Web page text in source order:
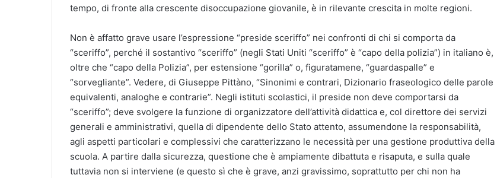
tempo, di fronte alla crescente disoccupazione giovanile, è in rilevante crescita in molte regioni.
Non è affatto grave usare l’espressione “preside sceriffo” nei confronti di chi si comporta da
“sceriffo”, perché il sostantivo “sceriffo” (negli Stati Uniti “sceriffo” è “capo della polizia”) in italiano è,
oltre che “capo della Polizia”, per estensione “gorilla” o, figuratamene, “guardaspalle” e
“sorvegliante”. Vedere, di Giuseppe Pittàno, “Sinonimi e contrari, Dizionario fraseologico delle parole
equivalenti, analoghe e contrarie”. Negli istituti scolastici, il preside non deve comportarsi da
“sceriffo”; deve svolgere la funzione di organizzatore dell’attività didattica e, col direttore dei servizi
generali e amministrativi, quella di dipendente dello Stato attento, assumendone la responsabilità,
agli aspetti particolari e complessivi che caratterizzano le necessità per una gestione produttiva della
scuola. A partire dalla sicurezza, questione che è ampiamente dibattuta e risaputa, e sulla quale
tuttavia non si interviene (e questo sì che è grave, anzi gravissimo, soprattutto per chi non ha